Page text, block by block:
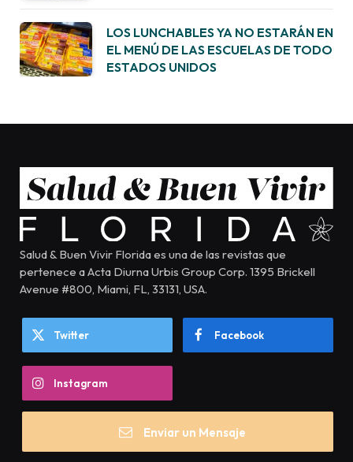
LOS LUNCHABLES YA NO ESTARÁN EN
EL MENÚ DE LAS ESCUELAS DE TODO
ESTADOS UNIDOS
Salud & Buen Vivir Florida es una de las revistas que
pertenece a Acta Diurna Urbis Group Corp. 1395 Brickell
Avenue #800, Miami, FL, 33131, USA.
Twitter Facebook
Instagram
Enviar un Mensaje